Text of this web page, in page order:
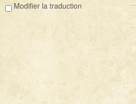
Modifier la traduction